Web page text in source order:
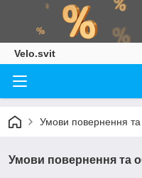
Velo.svit
Умови повернення та
Умови повернення та